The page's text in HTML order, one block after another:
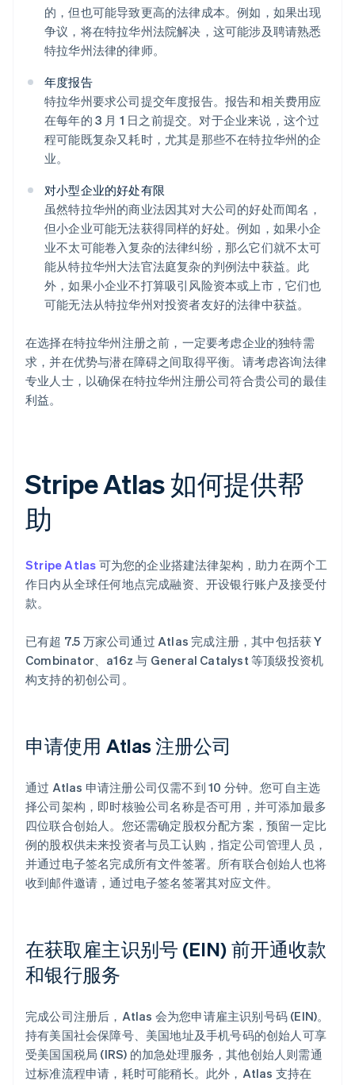
的，但也可能导致更高的法律成本。例如，如果出现
争议，将在特拉华州法院解决，这可能涉及聘请熟悉
特拉华州法律的律师。
年度报告
特拉华州要求公司提交年度报告。报告和相关费用应
在每年的 3 月 1 日之前提交。对于企业来说，这个过
程可能既复杂又耗时，尤其是那些不在特拉华州的企
业。
对小型企业的好处有限
虽然特拉华州的商业法因其对大公司的好处而闻名，
但小企业可能无法获得同样的好处。例如，如果小企
业不太可能卷入复杂的法律纠纷，那么它们就不太可
能从特拉华州大法官法庭复杂的判例法中获益。此
外，如果小企业不打算吸引风险资本或上市，它们也
可能无法从特拉华州对投资者友好的法律中获益。
在选择在特拉华州注册之前，一定要考虑企业的独特需
求，并在优势与潜在障碍之间取得平衡。请考虑咨询法律
专业人士，以确保在特拉华州注册公司符合贵公司的最佳
利益。
Stripe Atlas 如何提供帮
助
Stripe Atlas 可为您的企业搭建法律架构，助力在两个工
作日内从全球任何地点完成融资、开设银行账户及接受付
款。
已有超 7.5 万家公司通过 Atlas 完成注册，其中包括获 Y
Combinator、a16z 与 General Catalyst 等顶级投资机
构支持的初创公司。
申请使用 Atlas 注册公司
通过 Atlas 申请注册公司仅需不到 10 分钟。您可自主选
择公司架构，即时核验公司名称是否可用，并可添加最多
四位联合创始人。您还需确定股权分配方案，预留一定比
例的股权供未来投资者与员工认购，指定公司管理人员，
并通过电子签名完成所有文件签署。所有联合创始人也将
收到邮件邀请，通过电子签名签署其对应文件。
在获取雇主识别号 (EIN) 前开通收款
和银行服务
完成公司注册后，Atlas 会为您申请雇主识别号码 (EIN)。
持有美国社会保障号、美国地址及手机号码的创始人可享
受美国国税局 (IRS) 的加急处理服务，其他创始人则需通
过标准流程申请，耗时可能稍长。此外，Atlas 支持在